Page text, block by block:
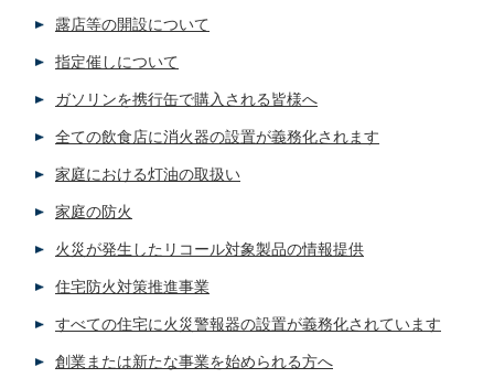
露店等の開設について
指定催しについて
ガソリンを携行缶で購入される皆様へ
全ての飲食店に消火器の設置が義務化されます
家庭における灯油の取扱い
家庭の防火
火災が発生したリコール対象製品の情報提供
住宅防火対策推進事業
すべての住宅に火災警報器の設置が義務化されています
創業または新たな事業を始められる方へ